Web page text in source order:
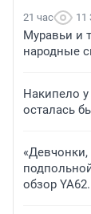
21 час 11
Муравьи и
народные
Накипело
осталась
«Девчонки,
обзор